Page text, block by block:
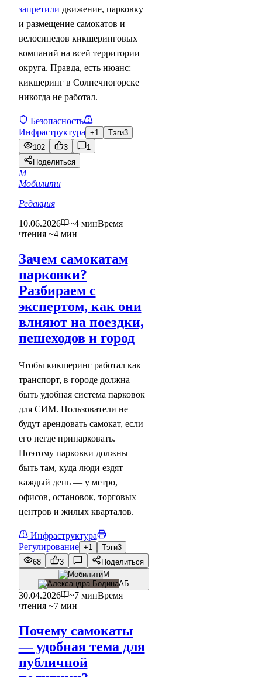
запретили движение, парковку
и размещение самокатов и
велосипедов кикшеринговых
компаний на всей территории
округа. Правда, есть нюанс:
кикшеринг в Солнечногорске
никогда не работал.
Безопасность
Инфраструктура +1 Тэги3
102
3
1
Поделиться
М
Мобилити
Редакция
10.06.2026
~4 минВремя
чтения ~4 мин
Зачем самокатам
парковки?
Разбираем с
экспертом, как они
влияют на поездки,
пешеходов и город
Чтобы кикшеринг работал как
транспорт, в городе должна
быть удобная система парковок
для СИМ. Пользователи не
будут арендовать самокат, если
его негде припарковать.
Поэтому парковки должны
быть там, куда люди ездят
каждый день — у метро,
офисов, остановок, торговых
центров и жилых кварталов.
Инфраструктура
Регулирование +1 Тэги3
68
3
Поделиться
М
АБ
30.04.2026 ~7 минВремя
чтения ~7 мин
Почему самокаты
— удобная тема для
публичной